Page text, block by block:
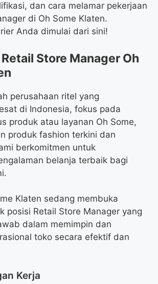
dan cara melamar pekerjaan
di Oh Some Klaten.
Anda dimulai dari sini!
Store Manager Oh
perusahaan ritel yang
di Indonesia, fokus pada
produk atau layanan Oh Some,
produk fashion terkini dan
berkomitmen untuk
belanja terbaik bagi
Klaten sedang membuka
posisi Retail Store Manager yang
dalam memimpin dan
toko secara efektif dan
Kerja